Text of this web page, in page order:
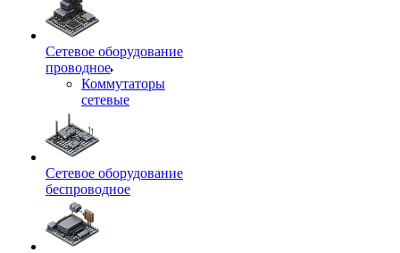
Сетевое оборудование
проводное
Коммутаторы
сетевые
Сетевое оборудование
беспроводное